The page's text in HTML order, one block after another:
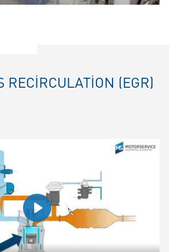
RECIRCULATION (EGR)
Play